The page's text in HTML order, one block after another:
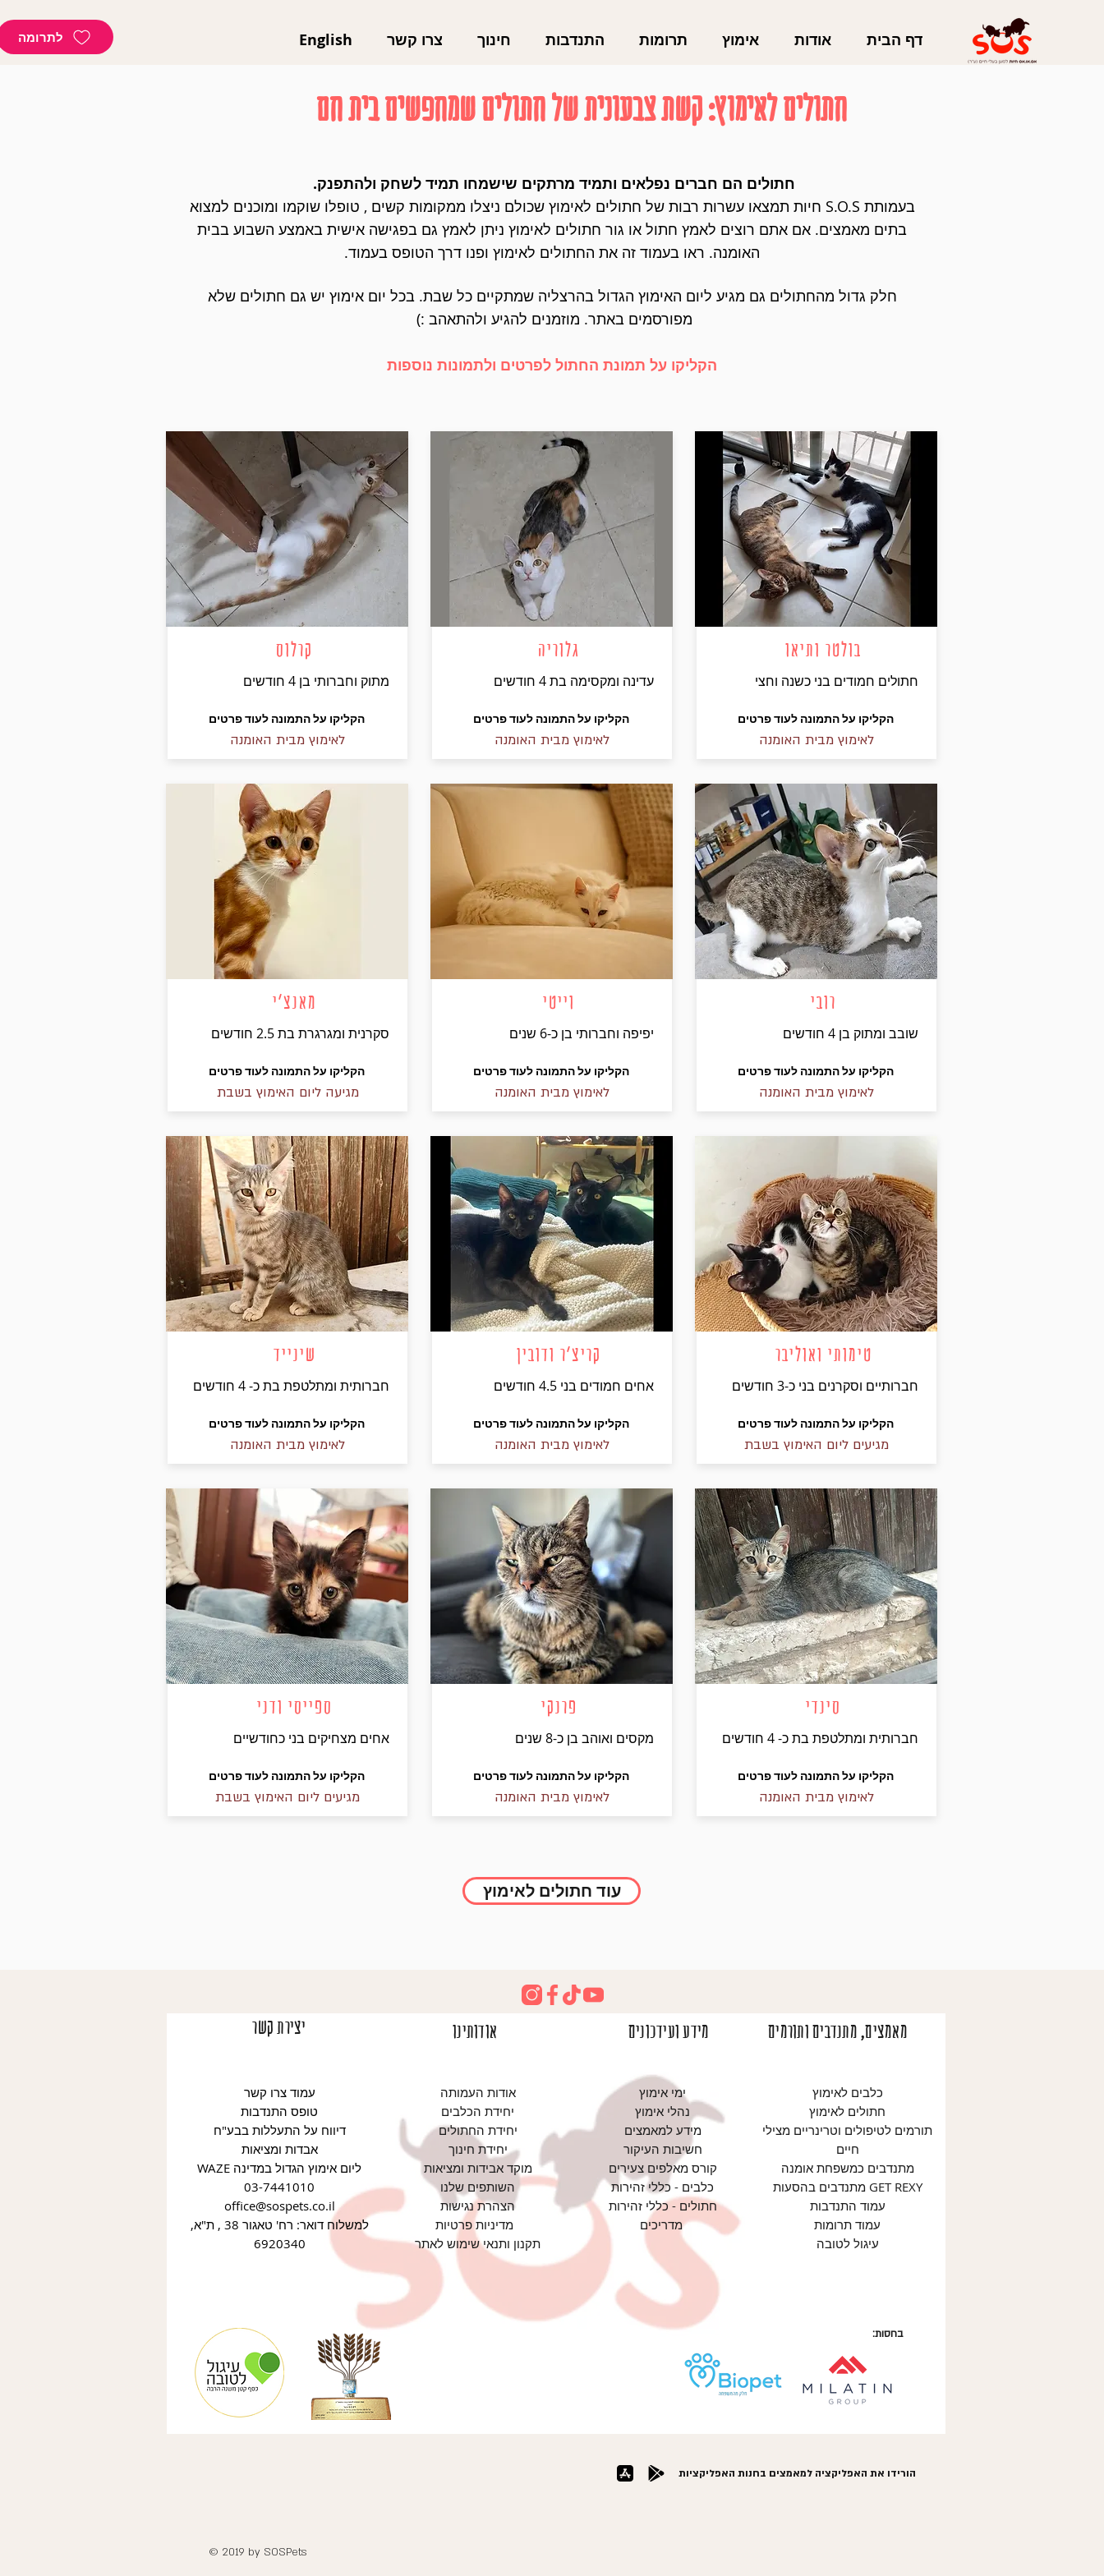
לתרומה דף הבית אודות אימוץ תרומות התנדבות חינוך צרו קשר English
חתולים לאימוץ: קשת צבעונית של חתולים שמחפשים בית חם
חתולים הם חברים נפלאים ותמיד מרתקים שישמחו תמיד לשחק ולהתפנק.
בעמותת S.O.S חיות תמצאו עשרות רבות של חתולים לאימוץ שכולם ניצלו ממקומות קשים , טופלו שוקמו ומוכנים למצוא
בתים מאמצים. אם אתם רוצים לאמץ חתול או גור חתולים לאימוץ ניתן לאמץ גם בפגישה אישית באמצע השבוע בבית
האומנה. ראו בעמוד זה את החתולים לאימוץ ופנו דרך הטופס בעמוד.
חלק גדול מהחתולים גם מגיע ליום האימוץ הגדול בהרצליה שמתקיים כל שבת. בכל יום אימוץ יש גם חתולים שלא
מפורסמים באתר. מוזמנים להגיע ולהתאהב :)
הקליקו על תמונת החתול לפרטים ולתמונות נוספות
בולטר ותיאו
חתולים חמודים בני כשנה וחצי
הקליקו על התמונה לעוד פרטים
לאימוץ מבית האומנה
רובי
שובב ומתוק בן 4 חודשים
הקליקו על התמונה לעוד פרטים
לאימוץ מבית האומנה
טימותי ואוליבר
חברותיים וסקרנים בני כ-3 חודשים
הקליקו על התמונה לעוד פרטים
מגיעים ליום האימוץ בשבת
סינדי
חברותית ומתלטפת בת כ- 4 חודשים
הקליקו על התמונה לעוד פרטים
לאימוץ מבית האומנה
גלוריה
עדינה ומקסימה בת 4 חודשים
הקליקו על התמונה לעוד פרטים
לאימוץ מבית האומנה
וייטי
יפיפה וחברותי בן כ-6 שנים
הקליקו על התמונה לעוד פרטים
לאימוץ מבית האומנה
קריצ'ר ודובין
אחים חמודים בני 4.5 חודשים
הקליקו על התמונה לעוד פרטים
לאימוץ מבית האומנה
פרנקי
מקסים ואוהב בן כ-8 שנים
הקליקו על התמונה לעוד פרטים
לאימוץ מבית האומנה
קרלוס
מתוק וחברותי בן 4 חודשים
הקליקו על התמונה לעוד פרטים
לאימוץ מבית האומנה
מאנצ'י
סקרנית ומגרגרת בת 2.5 חודשים
הקליקו על התמונה לעוד פרטים
מגיעה ליום האימוץ בשבת
שינייד
חברותית ומתלטפת בת כ- 4 חודשים
הקליקו על התמונה לעוד פרטים
לאימוץ מבית האומנה
ספייסי ודני
אחים מצחיקים בני כחודשיים
הקליקו על התמונה לעוד פרטים
מגיעים ליום האימוץ בשבת
עוד חתולים לאימוץ
יצירת קשר אודותינו מידע ועידכונים מאמצים, מתנדבים ותורמים
עמוד צרו קשר
טופס התנדבות
דיווח על התעללות בבע"ח
אבדות ומציאות
WAZE ליום אימוץ הגדול במדינה
03-7441010
office@sospets.co.il
למשלוח דואר: רח' טאגור 38 , ת"א,
6920340
אודות העמותה
יחידת הכלבים
יחידת החתולים
יחידת חינוך
מוקד אבידות ומציאות
השותפים שלנו
הצהרת נגישות
מדיניות פרטיות
תקנון ותנאי שימוש לאתר
ימי אימוץ
נהלי אימוץ
מידע למאמצים
חשיבות העיקור
קורס מאלפים צעירים
כלבים - כללי זהירות
חתולים - כללי זהירות
מדריכים
כלבים לאימוץ
חתולים לאימוץ
תורמים לטיפולים וטרינריים מצילי
חיים
מתנדבים כמשפחת אומנה
מתנדבים בהסעות GET REXY
עמוד התנדבות
עמוד תרומות
עיגול לטובה
בחסות:
הורידו את האפליקציה למאמצים בחנות האפליקציות
© 2019 by SOSPets